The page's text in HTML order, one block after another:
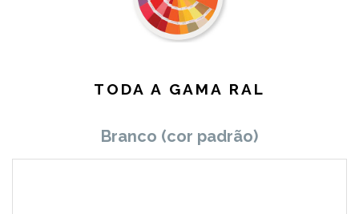
TODA A GAMA RAL
Branco (cor padrão)